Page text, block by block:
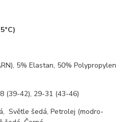
5% Elastan, 50% Polypropylen
(39-42), 29-31 (43-46)
Světle šedá, Petrolej (modro-